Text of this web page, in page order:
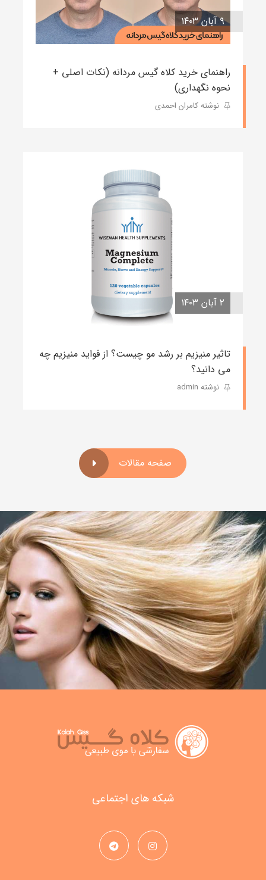
۹ آبان ۱۴۰۳
راهنمای خرید کلاه گیس مردانه (نکات اصلی +
نحوه نگهداری)
نوشته کامران احمدی
۲ آبان ۱۴۰۳
تاثیر منیزیم بر رشد مو چیست؟ از فواید منیزیم چه
می دانید؟
نوشته admin
صفحه مقالات
شبکه های اجتماعی